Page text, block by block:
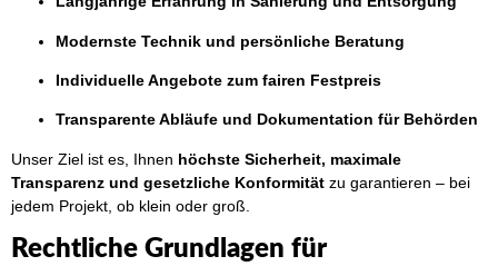
Modernste Technik und persönliche Beratung
Individuelle Angebote zum fairen Festpreis
Transparente Abläufe und Dokumentation für Behörden
Unser Ziel ist es, Ihnen höchste Sicherheit, maximale
Transparenz und gesetzliche Konformität zu garantieren – bei
jedem Projekt, ob klein oder groß.
Rechtliche Grundlagen für